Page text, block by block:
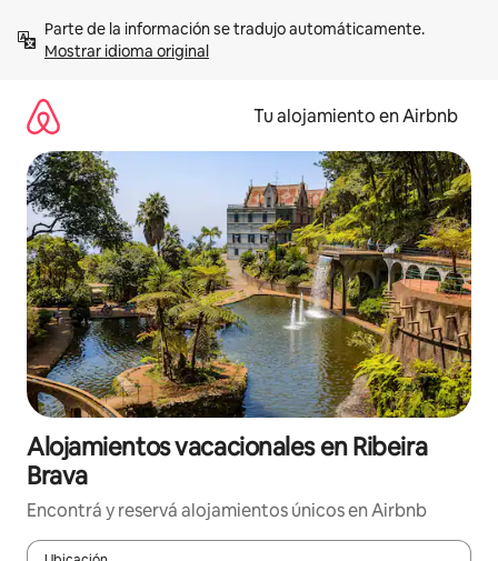
contenidoMostrar idioma original
Tu alojamiento en Airbnb
Alojamientos vacacionales en Ribeira
Brava
Encontrá y reservá alojamientos únicos en Airbnb